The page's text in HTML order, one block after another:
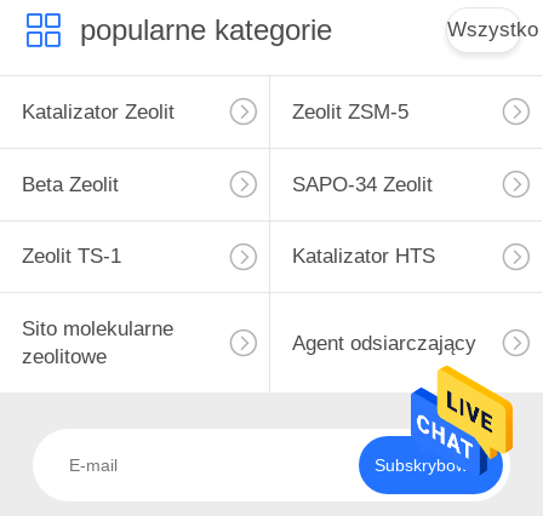
POLICYpopularne kategorie Wszystko
Katalizator Zeolit Zeolit ​​ZSM-5
Beta Zeolit SAPO-34 Zeolit
Zeolit ​​TS-1 Katalizator HTS
Sito molekularne
zeolitowe
Agent odsiarczający
Subskrybować